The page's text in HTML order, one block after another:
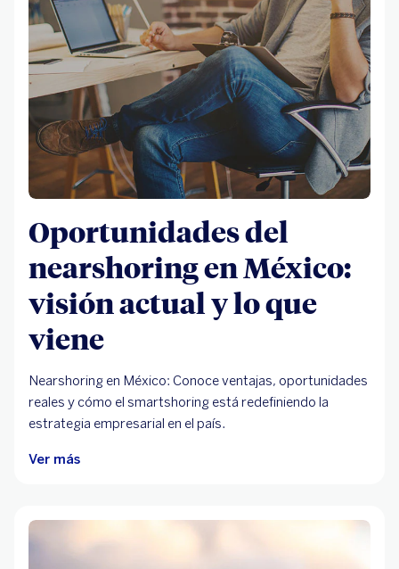
Oportunidades del
nearshoring en México:
visión actual y lo que
viene
Nearshoring en México: Conoce ventajas, oportunidades
reales y cómo el smartshoring está redefiniendo la
estrategia empresarial en el país.
Ver más